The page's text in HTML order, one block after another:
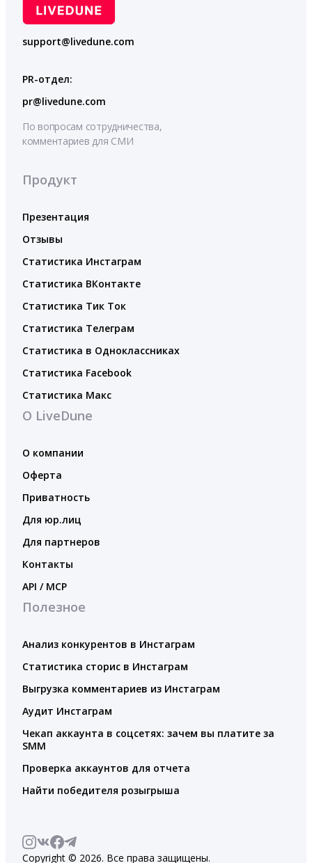
support@livedune.com
PR-отдел:
pr@livedune.com
По вопросам сотрудничества,
комментариев для СМИ
Продукт
Презентация
Отзывы
Статистика Инстаграм
Статистика ВКонтакте
Статистика Тик Ток
Статистика Телеграм
Статистика в Одноклассниках
Статистика Facebook
Статистика Макс
О LiveDune
О компании
Оферта
Приватность
Для юр.лиц
Для партнеров
Контакты
API / MCP
Полезное
Анализ конкурентов в Инстаграм
Статистика сторис в Инстаграм
Выгрузка комментариев из Инстаграм
Аудит Инстаграм
Чекап аккаунта в соцсетях: зачем вы платите за
SMM
Проверка аккаунтов для отчета
Найти победителя розыгрыша
Copyright © 2026. Все права защищены.